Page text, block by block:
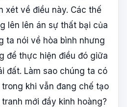
xét về điều này. Các thế
lên lên án sự thất bại của
ta nói về hòa bình nhưng
để thực hiện điều đó giữa
đất. Làm sao chúng ta có
khi vẫn đang chế tạo
mới đầy kinh hoàng?